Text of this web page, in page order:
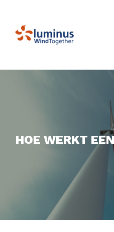
HOE WERKT